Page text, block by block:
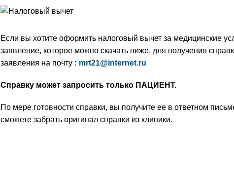
Если вы хотите оформить налоговый вычет за медицинские
заявление, которое можно скачать ниже, для получения
заявления на почту : mrt21@internet.ru
Справку может запросить только ПАЦИЕНТ.
По мере готовности справки, вы получите ее в ответном
сможете забрать оригинал справки из клиники.